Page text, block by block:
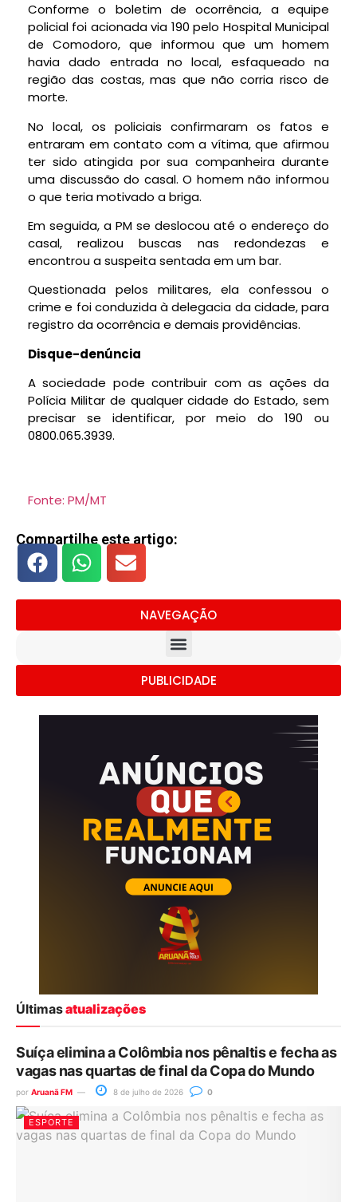
Conforme o boletim de ocorrência, a equipe
policial foi acionada via 190 pelo Hospital Municipal
de Comodoro, que informou que um homem
havia dado entrada no local, esfaqueado na
região das costas, mas que não corria risco de
morte.
No local, os policiais confirmaram os fatos e
entraram em contato com a vítima, que afirmou
ter sido atingida por sua companheira durante
uma discussão do casal. O homem não informou
o que teria motivado a briga.
Em seguida, a PM se deslocou até o endereço do
casal, realizou buscas nas redondezas e
encontrou a suspeita sentada em um bar.
Questionada pelos militares, ela confessou o
crime e foi conduzida à delegacia da cidade, para
registro da ocorrência e demais providências.
Disque-denúncia
A sociedade pode contribuir com as ações da
Polícia Militar de qualquer cidade do Estado, sem
precisar se identificar, por meio do 190 ou
0800.065.3939.
Fonte: PM/MT
Compartilhe este artigo:
NAVEGAÇÃO
PUBLICIDADE
Últimasatualizações
Suíça elimina a Colômbia nos pênaltis e fecha as
vagas nas quartas de final da Copa do Mundo
por Aruanã FM 8 de julho de 2026 0
ESPORTE